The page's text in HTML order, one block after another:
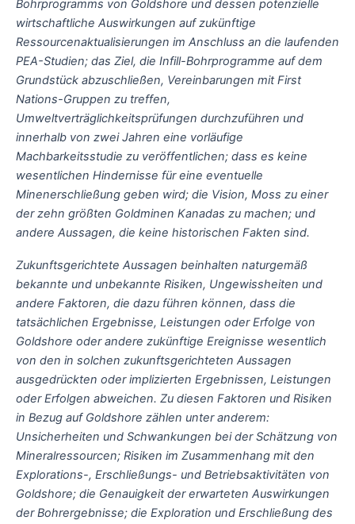
Bohrprogramms von Goldshore und dessen potenzielle
wirtschaftliche Auswirkungen auf zukünftige
Ressourcenaktualisierungen im Anschluss an die laufenden
PEA-Studien; das Ziel, die Infill-Bohrprogramme auf dem
Grundstück abzuschließen, Vereinbarungen mit First
Nations-Gruppen zu treffen,
Umweltverträglichkeitsprüfungen durchzuführen und
innerhalb von zwei Jahren eine vorläufige
Machbarkeitsstudie zu veröffentlichen; dass es keine
wesentlichen Hindernisse für eine eventuelle
Minenerschließung geben wird; die Vision, Moss zu einer
der zehn größten Goldminen Kanadas zu machen; und
andere Aussagen, die keine historischen Fakten sind.
Zukunftsgerichtete Aussagen beinhalten naturgemäß
bekannte und unbekannte Risiken, Ungewissheiten und
andere Faktoren, die dazu führen können, dass die
tatsächlichen Ergebnisse, Leistungen oder Erfolge von
Goldshore oder andere zukünftige Ereignisse wesentlich
von den in solchen zukunftsgerichteten Aussagen
ausgedrückten oder implizierten Ergebnissen, Leistungen
oder Erfolgen abweichen. Zu diesen Faktoren und Risiken
in Bezug auf Goldshore zählen unter anderem:
Unsicherheiten und Schwankungen bei der Schätzung von
Mineralressourcen; Risiken im Zusammenhang mit den
Explorations-, Erschließungs- und Betriebsaktivitäten von
Goldshore; die Genauigkeit der erwarteten Auswirkungen
der Bohrergebnisse; die Exploration und Erschließung des